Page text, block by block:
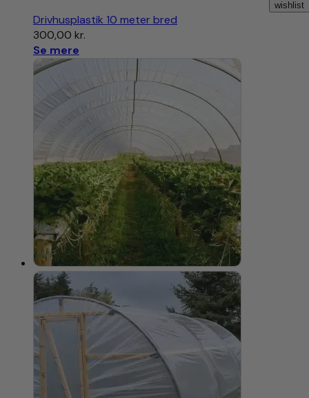
wishlist
Drivhusplastik 10 meter bred
300,00 kr.
Se mere